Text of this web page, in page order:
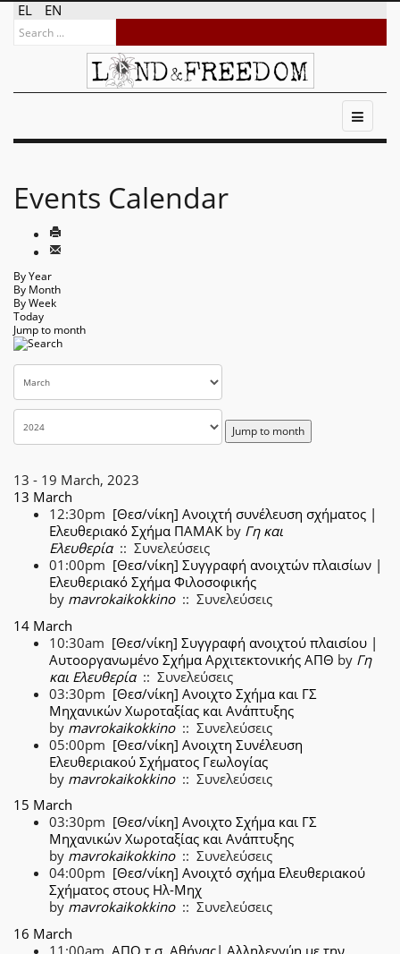
EL EN
Events Calendar
By Year
By Month
By Week
Today
Jump to month
Jump to month
13 - 19 March, 2023
13 March
12:30pm [Θεσ/νίκη] Ανοιχτή συνέλευση σχήματος |
Ελευθεριακό Σχήμα ΠΑΜΑΚ by Γη και
Ελευθερία:: Συνελεύσεις
01:00pm [Θεσ/νίκη] Συγγραφή ανοιχτών πλαισίων |
Ελευθεριακό Σχήμα Φιλοσοφικής
by mavrokaikokkino:: Συνελεύσεις
14 March
10:30am [Θεσ/νίκη] Συγγραφή ανοιχτού πλαισίου |
Αυτοοργανωμένο Σχήμα Αρχιτεκτονικής ΑΠΘ by Γη
και Ελευθερία:: Συνελεύσεις
03:30pm [Θεσ/νίκη] Ανοιχτο Σχήμα και ΓΣ
Μηχανικών Χωροταξίας και Ανάπτυξης
by mavrokaikokkino:: Συνελεύσεις
05:00pm [Θεσ/νίκη] Ανοιχτη Συνέλευση
Ελευθεριακού Σχήματος Γεωλογίας
by mavrokaikokkino:: Συνελεύσεις
15 March
03:30pm [Θεσ/νίκη] Ανοιχτο Σχήμα και ΓΣ
Μηχανικών Χωροταξίας και Ανάπτυξης
by mavrokaikokkino:: Συνελεύσεις
04:00pm [Θεσ/νίκη] Ανοιχτό σχήμα Ελευθεριακού
Σχήματος στους Ηλ-Μηχ
by mavrokaikokkino:: Συνελεύσεις
16 March
11:00am ΑΠΟ τ.σ. Αθήνας| Αλληλεγγύη με την